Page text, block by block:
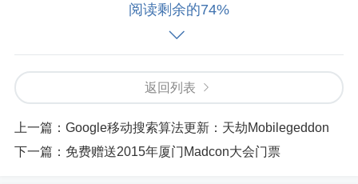
所以，尽管我相信两三年后的趋势应该是响应式设
险。从爱站郑志平和Netconcepts渠成与百度王闯、
大站近期不会转向响应式设计，毕竟独立URL的移
动站已经做了这么久，又没有明显问题，他们没有
阅读剩余的74%
返回列表
上一篇： Google移动搜索算法更新：天劫Mobilegeddon
下一篇： 免费赠送2015年厦门Madcon大会门票